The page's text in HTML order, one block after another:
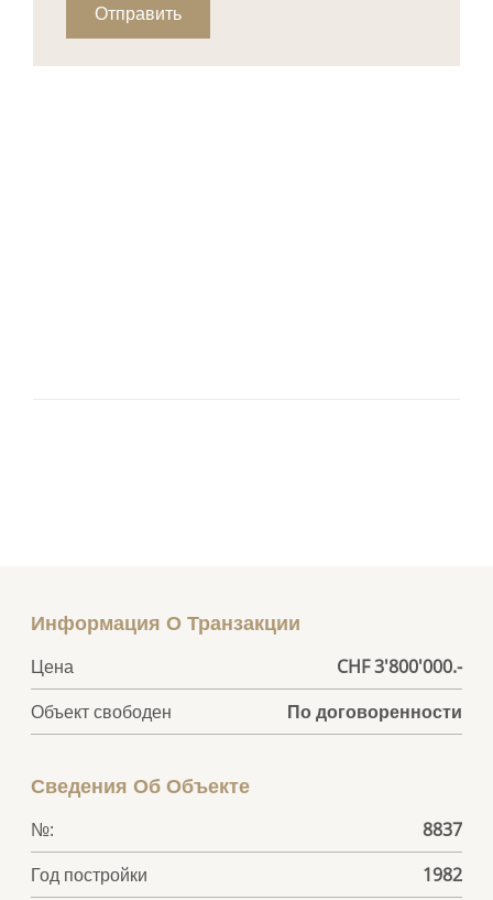
Отправить
Информация О Транзакции
Цена
CHF 3'800'000.-
Объект свободен
По договоренности
Сведения Об Объекте
№:
8837
Год постройки
1982